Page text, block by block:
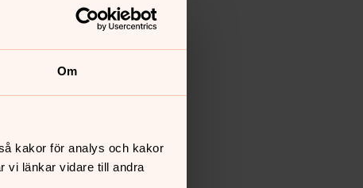
Om
kakor för analys och kakor
vi länkar vidare till andra